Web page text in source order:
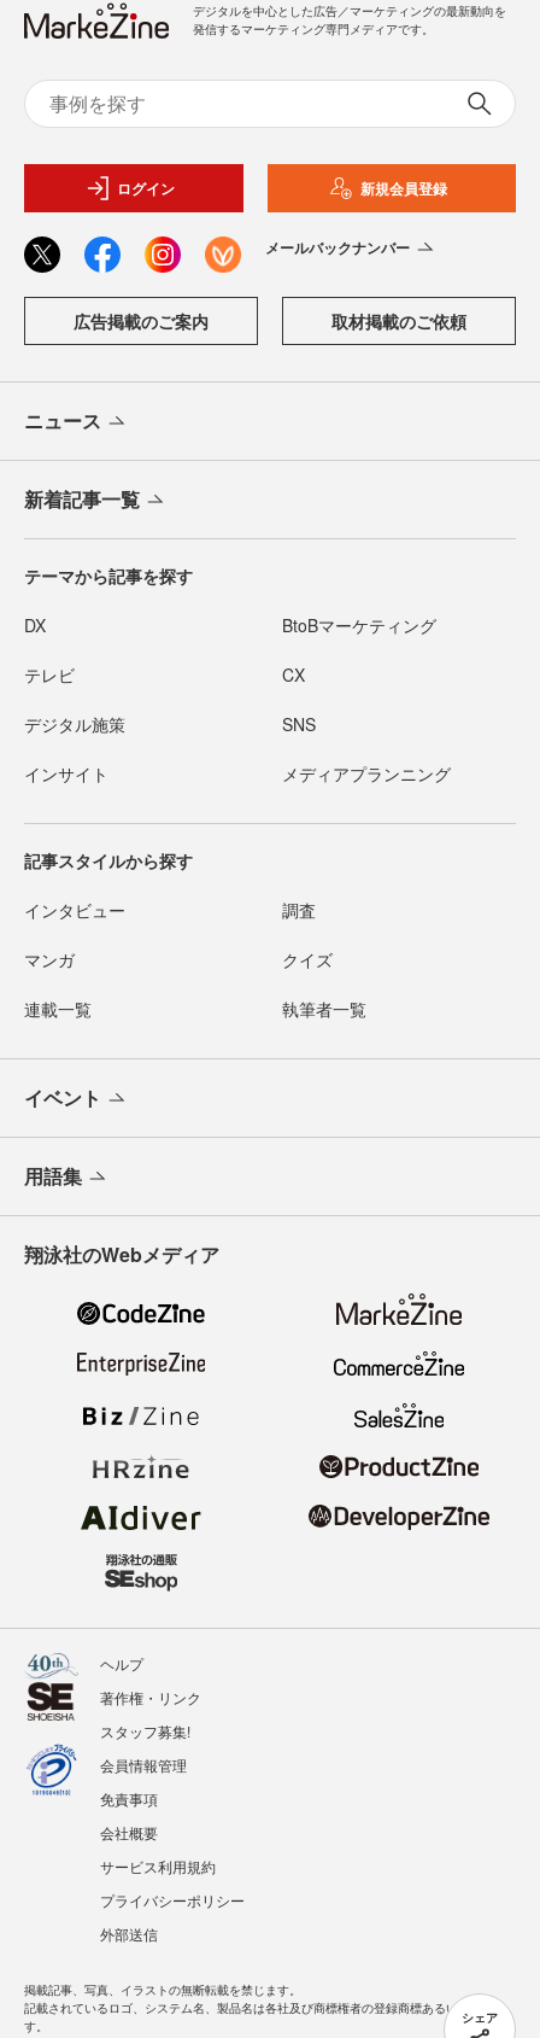
シェア
デジタルを中心とした広告／マーケティングの最新動向を
発信するマーケティング専門メディアです。
ログイン 新規会員登録
メールバックナンバー
広告掲載のご案内 取材掲載のご依頼
ニュース
新着記事一覧
テーマから記事を探す
DX BtoBマーケティング
テレビ CX
デジタル施策 SNS
インサイト メディアプランニング
記事スタイルから探す
インタビュー 調査
マンガ クイズ
連載一覧 執筆者一覧
イベント
用語集
翔泳社のWebメディア
ヘルプ
著作権・リンク
スタッフ募集!
会員情報管理
免責事項
会社概要
サービス利用規約
プライバシーポリシー
外部送信
掲載記事、写真、イラストの無断転載を禁じます。
記載されているロゴ、システム名、製品名は各社及び商標権者の登録商標あるいは商標で
す。